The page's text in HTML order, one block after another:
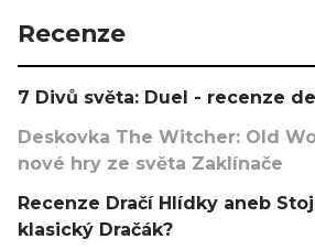
Recenze
7 Divů světa: Duel - recenze
Deskovka The Witcher: Old
nové hry ze světa Zaklínače
Recenze Dračí Hlídky aneb
klasický Dračák?